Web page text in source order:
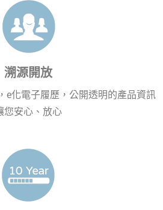
溯源開放
e化電子履歷，公開透明的產品資訊
您安心、放心